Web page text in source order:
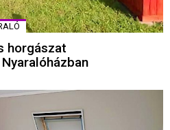
horgászat